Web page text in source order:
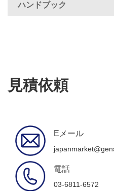
ハンドブック
見積依頼
Eメール
電話
03-6811-6572